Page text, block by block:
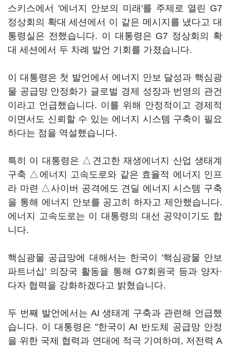
스키스에서 '에너지 안보의 미래'를 주제로 열린 G7
정상회의 확대 세션에서 이 같은 메시지를 냈다고 대
통령실은 전했습니다. 이 대통령은 G7 정상회의 확
대 세션에서 두 차례 발언 기회를 가졌습니다.
이 대통령은 첫 발언에서 에너지 안보 달성과 핵심광
물 공급망 안정화가 글로벌 경제 성장과 번영의 관건
이라고 언급했습니다. 이를 위해 안정적이고 경제적
이면서도 신뢰할 수 있는 에너지 시스템 구축이 필요
하다는 점을 역설했습니다.
특히 이 대통령은 △견고한 재생에너지 산업 생태계
구축 △에너지 고속도로와 같은 효율적 에너지 인프
라 마련 △사이버 공격에도 견딜 에너지 시스템 구축
을 통해 에너지 안보를 공고히 하자고 제안했습니다.
에너지 고속도로는 이 대통령의 대선 공약이기도 합
니다.
핵심광물 공급망에 대해서는 한국이 '핵심광물 안보
파트너십' 의장국 활동을 통해 G7회원국 등과 양자·
다자 협력을 강화하겠다고 밝혔습니다.
두 번째 발언에서는 AI 생태계 구축과 관련해 언급했
습니다. 이 대통령은 "한국이 AI 반도체 공급망 안정
을 위한 국제 협력과 연대에 적극 기여하며, 저전력 A